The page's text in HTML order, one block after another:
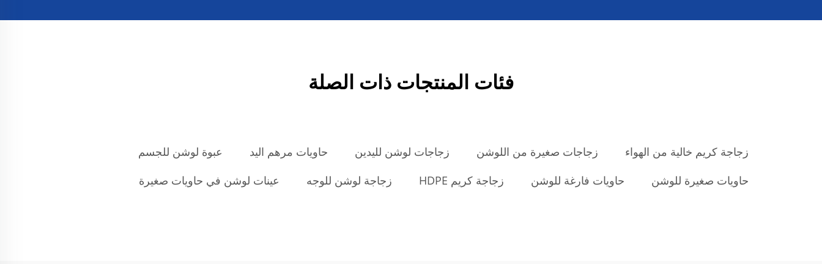
فئات المنتجات ذات الصلة
زجاجة كريم خالية من الهواء زجاجات صغيرة من اللوشن زجاجات لوشن لليدين حاويات مرهم اليد
عبوة لوشن للجسم
حاويات صغيرة للوشن
حاويات فارغة للوشن زجاجة كريم HDPE زجاجة لوشن للوجه عينات لوشن في حاويات صغيرة